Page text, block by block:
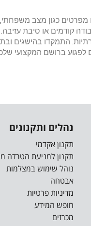
מפרטים כגון מצב
קודמים או סיבת עזיבה.
התמקדו בהישגים
לפגוע ברושם המקצועי
נהלים ותקנונים
תקנון אקדמי
תקנון למניעת הטרדה
נוהל שימוש במצלמות
אבטחה
מדיניות פרטיות
חופש המידע
מכרזים